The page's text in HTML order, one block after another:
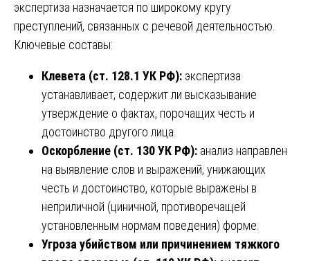
экспертиза назначается по широкому кругу
преступлений, связанных с речевой деятельностью.
Ключевые составы:
Клевета (ст. 128.1 УК РФ): экспертиза
устанавливает, содержит ли высказывание
утверждение о фактах, порочащих честь и
достоинство другого лица.
Оскорбление (ст. 130 УК РФ): анализ направлен
на выявление слов и выражений, унижающих
честь и достоинство, которые выражены в
неприличной (циничной, противоречащей
установленным нормам поведения) форме.
Угроза убийством или причинением тяжкого